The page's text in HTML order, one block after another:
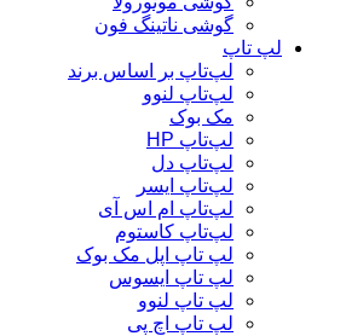
گوشی ناتینگ فون
لپ تاپ
لپ‌تاپ بر اساس برند
لپ‌تاپ لنوو
مک بوک
لپ‌تاپ HP
لپ‌تاپ دل
لپ‌تاپ ایسر
لپ‌تاپ ام اس آی
لپ‌تاپ کاستوم
لپ تاپ اپل مک بوک
لپ تاپ ایسوس
لپ تاپ لنوو
لپ تاپ اچ پی